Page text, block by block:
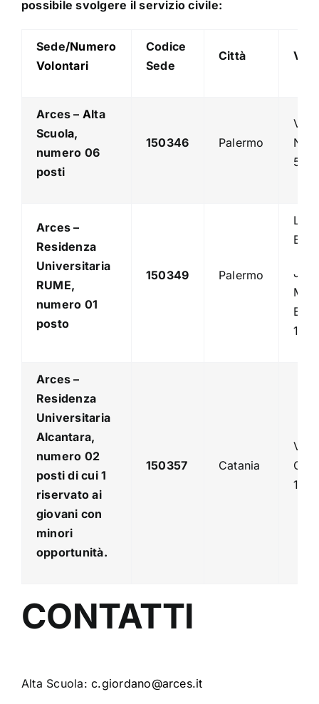
possibile svolgere il servizio civile:
Sede/Numero
Volontari
Codice
Sede
Città Via
Arces – Alta
Scuola,
numero 06
posti
150346 Palermo
5,
Arces –
Residenza
Universitaria
RUME,
numero 01
posto
150349 Palermo
Josè
1
Arces –
Residenza
Universitaria
Alcantara,
numero 02
posti di cui 1
riservato ai
giovani con
minori
opportunità.
150357 Catania
Via
129
CONTATTI
Alta Scuola: c.giordano@arces.it